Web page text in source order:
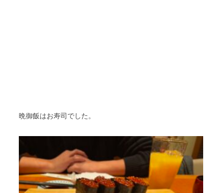
晩御飯はお寿司でした。